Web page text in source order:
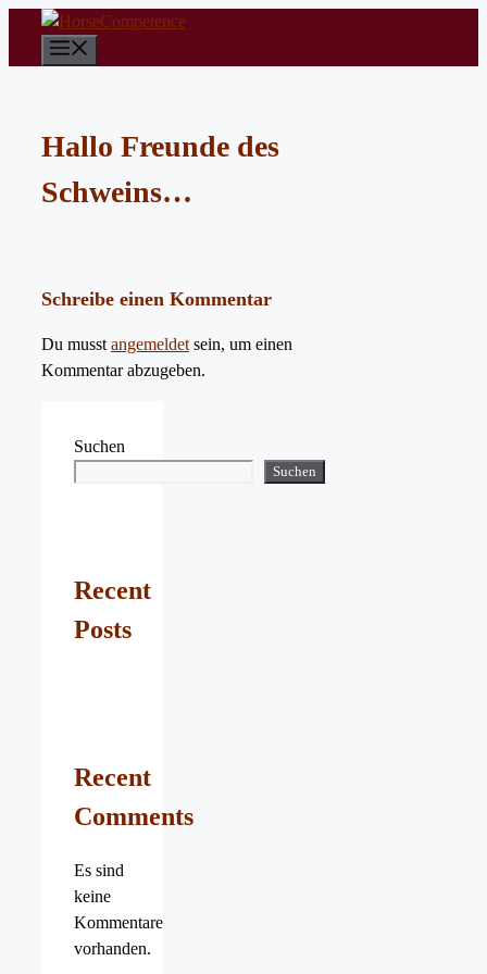
springen
Hallo Freunde des
Schweins…
Schreibe einen Kommentar
Du musst angemeldet sein, um einen
Kommentar abzugeben.
Suchen
Suchen
Recent
Posts
Recent
Comments
Es sind
keine
Kommentare
vorhanden.